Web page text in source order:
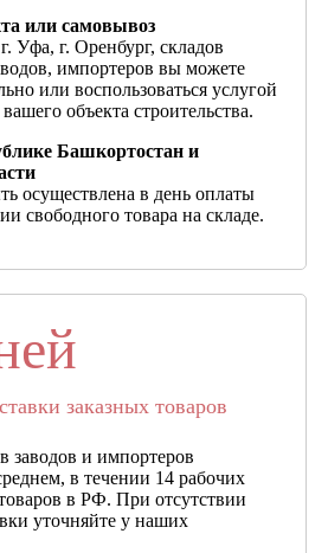
или самовывоз
Уфа, г. Оренбург, складов
импортеров вы можете
или воспользоваться услугой
объекта строительства.
Башкортостан и
осуществлена в день оплаты
свободного товара на складе.
заказных товаров
заводов и импортеров
в течении 14 рабочих
в РФ. При отсутствии
уточняйте у наших